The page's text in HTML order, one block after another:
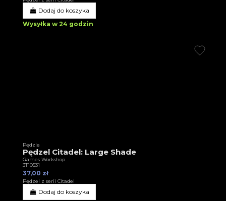
Dodaj do koszyka
Wysyłka w 24 godzin
Pędzle
Pędzel Citadel: Large Shade
Games Workshop
3T10531
37,00 zł
Pędzel z serii Citadel
Dodaj do koszyka